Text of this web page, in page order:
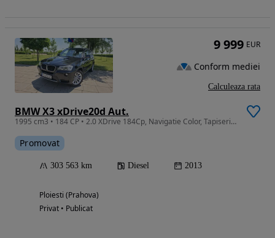
BMW X3 xDrive20d Aut.
1995 cm3 • 184 CP • 2.0 XDrive 184Cp, Navigatie Color, Tapiserie Piele Alba, Led, Xenon,
Promovat
303 563 km Diesel 2013
Ploiesti (Prahova)
Privat • Publicat
9 999 EUR
Conform mediei
Calculeaza rata